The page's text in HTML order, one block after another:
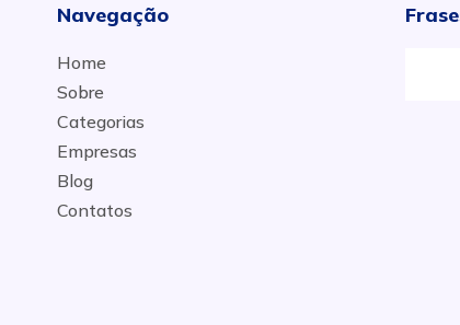
Navegação
Home
Sobre
Categorias
Empresas
Blog
Contatos